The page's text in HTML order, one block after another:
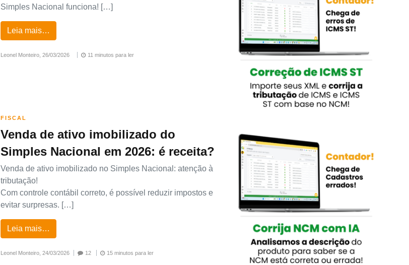
Simples Nacional funciona! […]
Leia mais…
Leonel Monteiro,26/03/2026 11 minutos para ler
FISCAL
Venda de ativo imobilizado do
Simples Nacional em 2026: é receita?
Venda de ativo imobilizado no Simples Nacional: atenção à
tributação!
Com controle contábil correto, é possível reduzir impostos e
evitar surpresas. […]
Leia mais…
Leonel Monteiro,24/03/2026 12 15 minutos para ler